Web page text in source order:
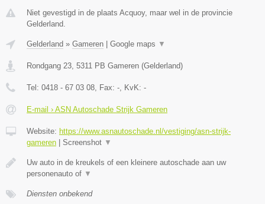
Niet gevestigd in de plaats Acquoy, maar wel in de provincie
Gelderland.
Gelderland » Gameren Google maps ▼
Rondgang 23, 5311 PB Gameren (Gelderland)
Tel: 0418 - 67 03 08, Fax: -, KvK: -
E-mail › ASN Autoschade Strijk Gameren
Website: https://www.asnautoschade.nl/vestiging/asn-strijk-
gameren
Screenshot ▼
Uw auto in de kreukels of een kleinere autoschade aan uw
personenauto of ▼
Diensten onbekend